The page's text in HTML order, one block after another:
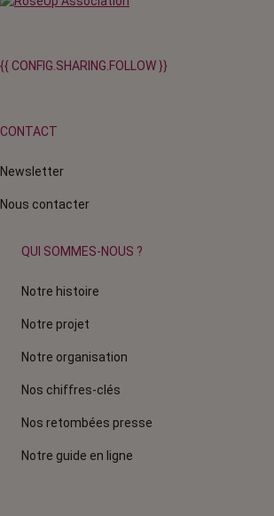
{{ CONFIG.SHARING.FOLLOW }}
CONTACT
Newsletter
Nous contacter
QUI SOMMES-NOUS ?
Notre histoire
Notre projet
Notre organisation
Nos chiffres-clés
Nos retombées presse
Notre guide en ligne